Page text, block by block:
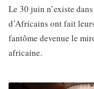
Le 30 juin n’existe
d’Africains ont fait
fantôme devenue le
africaine.